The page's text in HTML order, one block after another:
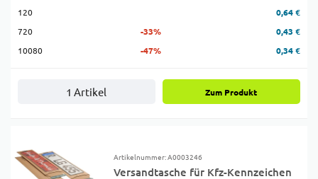
120
0,64 €
720
-33%
0,43 €
10080
-47% 0,34 €
1 Artikel Zum Produkt
Artikelnummer: A0003246
Versandtasche für Kfz-Kennzeichen